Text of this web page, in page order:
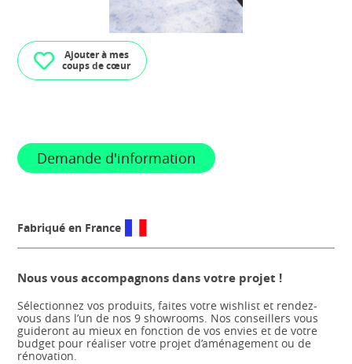
Ajouter à mes
coups de cœur
Demande d'information
Fabriqué en France
Nous vous accompagnons dans votre projet !
Sélectionnez vos produits, faites votre wishlist et rendez-
vous dans l’un de nos 9 showrooms. Nos conseillers vous
guideront au mieux en fonction de vos envies et de votre
budget pour réaliser votre projet d’aménagement ou de
rénovation.